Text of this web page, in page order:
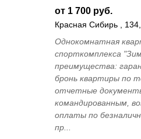
от 1 700 руб.
Красная Сибирь ,
Однокомнатная
спорткомплекса
преимущества:
бронь квартиры по
отчетные
командированным,
оплаты по
пр...